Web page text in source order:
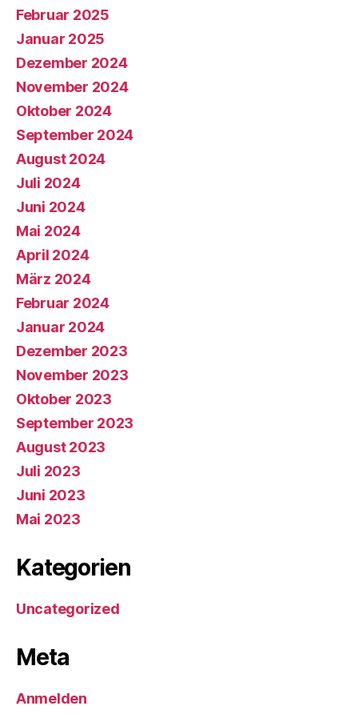
Februar 2025
Januar 2025
Dezember 2024
November 2024
Oktober 2024
September 2024
August 2024
Juli 2024
Juni 2024
Mai 2024
April 2024
März 2024
Februar 2024
Januar 2024
Dezember 2023
November 2023
Oktober 2023
September 2023
August 2023
Juli 2023
Juni 2023
Mai 2023
Kategorien
Uncategorized
Meta
Anmelden